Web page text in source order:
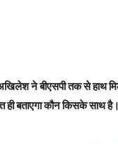
ने बीएसपी तक से हाथ
ही बताएगा कौन किसके साथ है।